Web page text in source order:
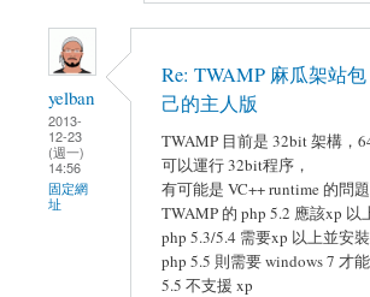
yelban
2013-
12-23
(週一)
14:56
固定網
址
Re: TWAMP 麻瓜架站包
己的主人版
TWAMP 目前是 32bit 架構，
可以運行 32bit程序，
有可能是 VC++ runtime 的問題
TWAMP 的 php 5.2 應該xp 以
php 5.3/5.4 需要xp 以上並安
php 5.5 則需要 windows 7 才
5.5 不支援 xp